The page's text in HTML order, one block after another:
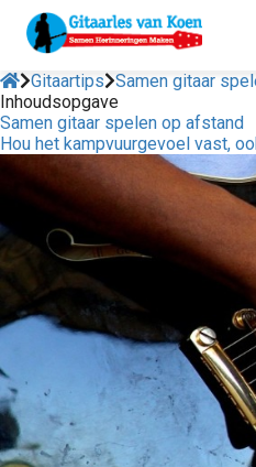
Gitaartips Samen gitaar
Inhoudsopgave
Samen gitaar spelen op afstand
Hou het kampvuurgevoel vast,